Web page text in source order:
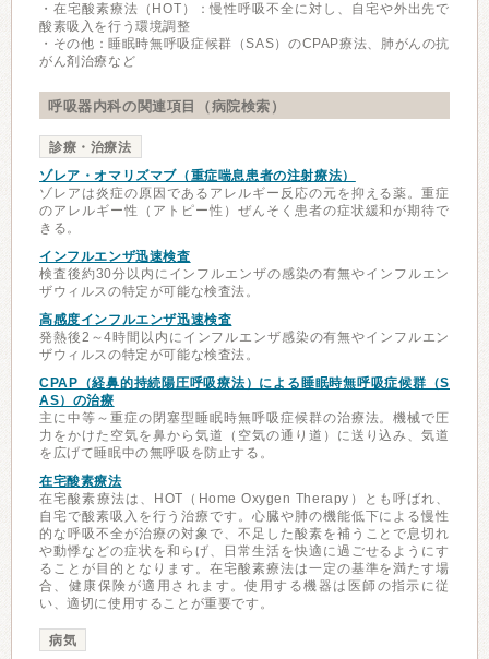
・在宅酸素療法（HOT）：慢性呼吸不全に対し、自宅や外出先で
酸素吸入を行う環境調整
・その他：睡眠時無呼吸症候群（SAS）のCPAP療法、肺がんの抗
がん剤治療など
呼吸器内科の関連項目（病院検索）
診療・治療法
ゾレア・オマリズマブ（重症喘息患者の注射療法）
ゾレアは炎症の原因であるアレルギー反応の元を抑える薬。重症
のアレルギー性（アトピー性）ぜんそく患者の症状緩和が期待で
きる。
インフルエンザ迅速検査
検査後約30分以内にインフルエンザの感染の有無やインフルエン
ザウィルスの特定が可能な検査法。
高感度インフルエンザ迅速検査
発熱後2～4時間以内にインフルエンザ感染の有無やインフルエン
ザウィルスの特定が可能な検査法。
CPAP（経鼻的持続陽圧呼吸療法）による睡眠時無呼吸症候群（S
AS）の治療
主に中等～重症の閉塞型睡眠時無呼吸症候群の治療法。機械で圧
力をかけた空気を鼻から気道（空気の通り道）に送り込み、気道
を広げて睡眠中の無呼吸を防止する。
在宅酸素療法
在宅酸素療法は、HOT（Home Oxygen Therapy）とも呼ばれ、
自宅で酸素吸入を行う治療です。心臓や肺の機能低下による慢性
的な呼吸不全が治療の対象で、不足した酸素を補うことで息切れ
や動悸などの症状を和らげ、日常生活を快適に過ごせるようにす
ることが目的となります。在宅酸素療法は一定の基準を満たす場
合、健康保険が適用されます。使用する機器は医師の指示に従
い、適切に使用することが重要です。
病気